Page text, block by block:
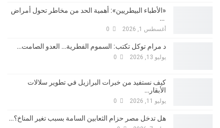
«الأطباء البيطريين»: أهمية الحد من مخاطر تحول أمراض
…
أغسطس 1, 2026
د مرام توكل تكتب: السموم الفطرية… العدو الصامت…
يوليو 13, 2026
كيف نستفيد من خبرات البرازيل في تطوير سلالات
الأبقار…
يوليو 11, 2026
هل تدخل مصر حزام الثعابين السامة بسبب تغير المناخ؟…